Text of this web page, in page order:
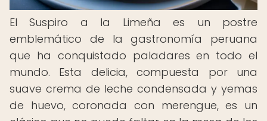
El Suspiro a la Limeña es un postre
emblemático de la gastronomía peruana
que ha conquistado paladares en todo el
mundo. Esta delicia, compuesta por una
suave crema de leche condensada y yemas
de huevo, coronada con merengue, es un